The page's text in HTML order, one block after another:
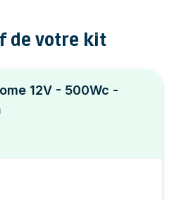
de votre kit
12V - 500Wc -